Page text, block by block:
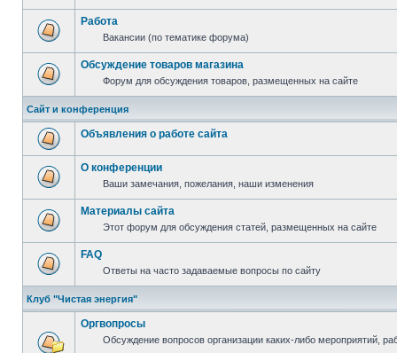
Работа
Вакансии (по тематике форума)
Обсуждение товаров магазина
Форум для обсуждения товаров, размещенных на сайте
Сайт и конференция
Объявления о работе сайта
О конференции
Ваши замечания, пожелания, наши изменения
Материалы сайта
Этот форум для обсуждения статей, размещенных на сайте
FAQ
Ответы на часто задаваемые вопросы по сайту
Клуб "Чистая энергия"
Оргвопросы
Обсуждение вопросов организации каких-либо мероприятий,